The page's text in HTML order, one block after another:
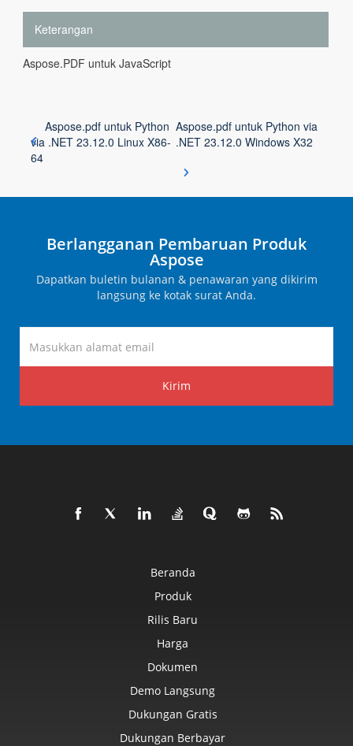
Keterangan
Aspose.PDF untuk JavaScript
Aspose.pdf untuk Python
via .NET 23.12.0 Linux X86-
64
Aspose.pdf untuk Python via
.NET 23.12.0 Windows X32
Berlangganan Pembaruan Produk
Aspose
Dapatkan buletin bulanan & penawaran yang dikirim
langsung ke kotak surat Anda.
Kirim
Beranda
Produk
Rilis Baru
Harga
Dokumen
Demo Langsung
Dukungan Gratis
Dukungan Berbayar